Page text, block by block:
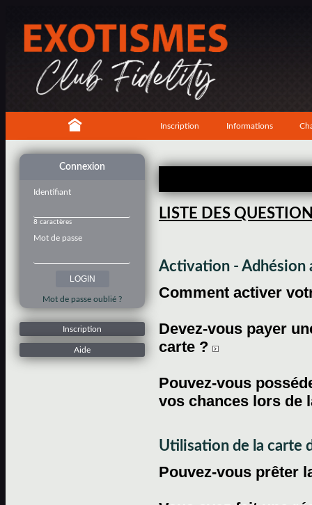
Inscription Informations
Connexion
Identifiant
8 caractères
Mot de passe
Mot de passe oublié ?
Inscription
Aide
LISTE DES
Activation - Adhésion
Comment activer
Devez-vous payer
carte ?
Pouvez-vous
vos chances lors de
Utilisation de la carte
Pouvez-vous prêter